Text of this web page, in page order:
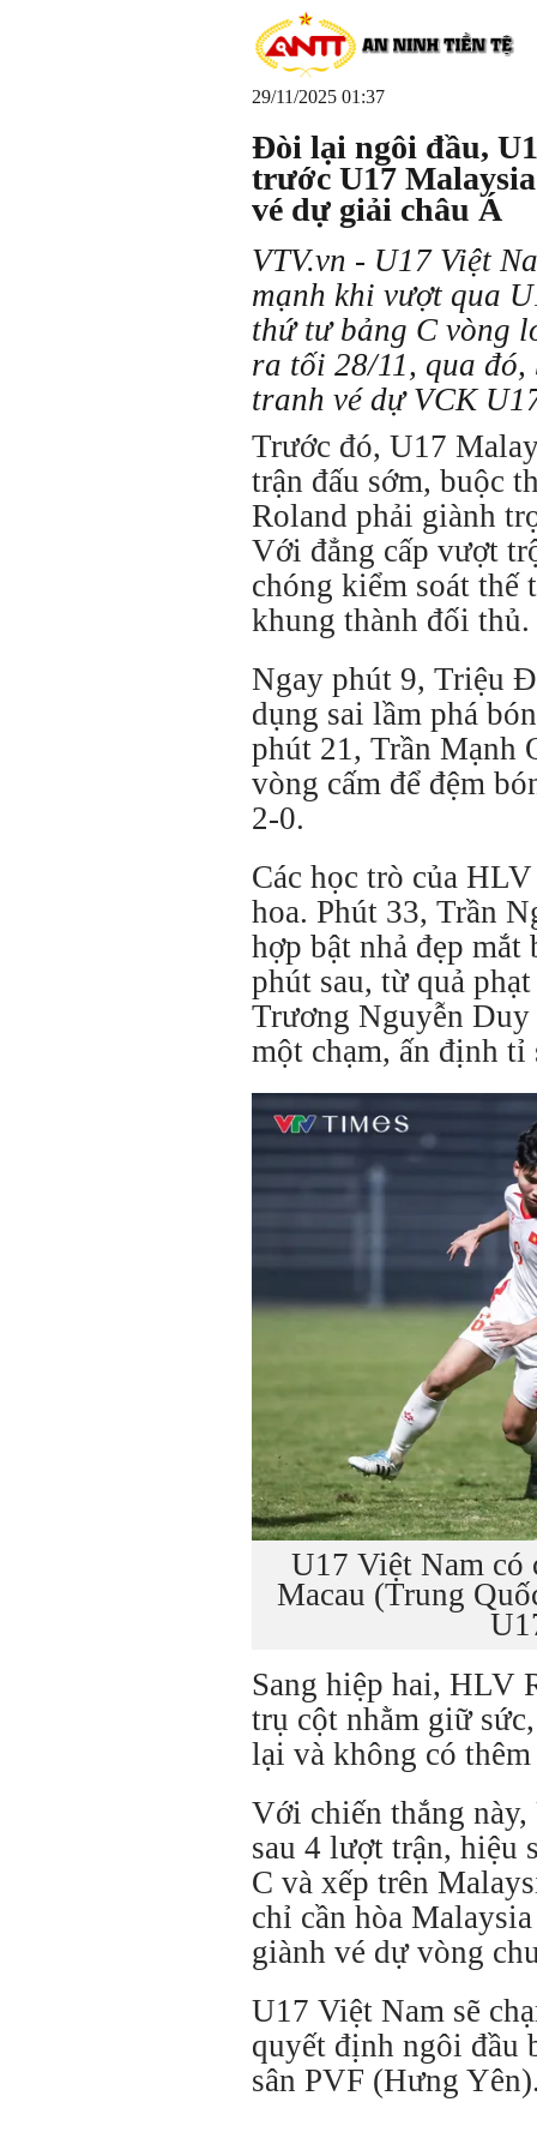
29/11/2025 01:37
Đòi lại ngôi đầu,
trước U17
vé dự giải châu Á
VTV.vn - U17 Việt
mạnh khi vượt qua
thứ tư bảng C vòng
ra tối 28/11, qua
tranh vé dự VCK
Trước đó, U17
trận đấu sớm, buộc
Roland phải giành
Với đẳng cấp vượt
chóng kiểm soát thế
khung thành đối thủ.
Ngay phút 9, Triệu
dụng sai lầm phá
phút 21, Trần Mạnh
vòng cấm để đệm
2-0.
Các học trò của
hoa. Phút 33, Trần
hợp bật nhả đẹp
phút sau, từ quả
Trương Nguyễn
một chạm, ấn định tỉ
U17 Việt Nam có
Macau (Trung
Sang hiệp hai, HLV
trụ cột nhằm giữ
lại và không có
Với chiến thắng
sau 4 lượt trận, hiệu
C và xếp trên
chỉ cần hòa
giành vé dự vòng
U17 Việt Nam sẽ
quyết định ngôi đầu
sân PVF (Hưng